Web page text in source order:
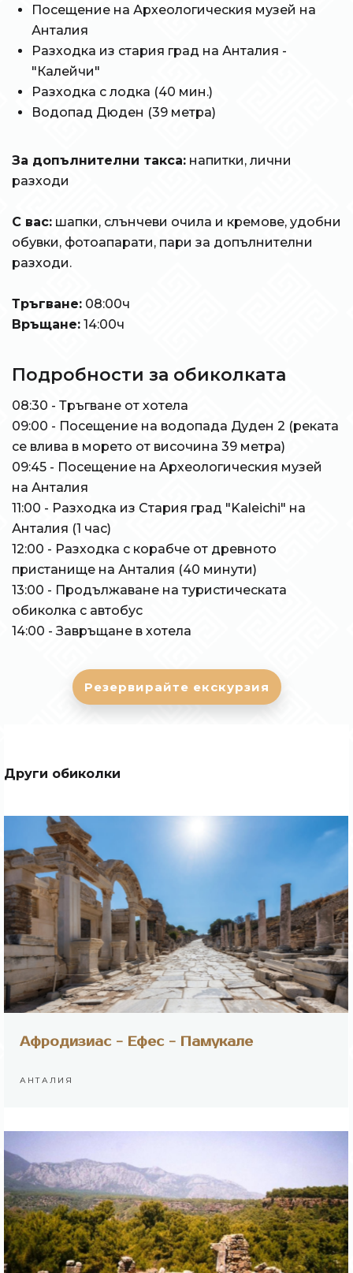
Посещение на Археологическия музей на
Анталия
Разходка из стария град на Анталия -
"Калейчи"
Разходка с лодка (40 мин.)
Водопад Дюден (39 метра)
За допълнителни такса: напитки, лични
разходи
С вас: шапки, слънчеви очила и кремове, удобни
обувки, фотоапарати, пари за допълнителни
разходи.
Тръгване: 08:00ч
Връщане: 14:00ч
Подробности за обиколката
08:30 - Тръгване от хотела
09:00 - Посещение на водопада Дуден 2 (реката
се влива в морето от височина 39 метра)
09:45 - Посещение на Археологическия музей
на Анталия
11:00 - Разходка из Стария град "Kaleichi" на
Анталия (1 час)
12:00 - Разходка с корабче от древното
пристанище на Анталия (40 минути)
13:00 - Продължаване на туристическата
обиколка с автобус
14:00 - Завръщане в хотела
Резервирайте екскурзия
Други обиколки
Афродизиас - Ефес - Памукале
АНТАЛИЯ